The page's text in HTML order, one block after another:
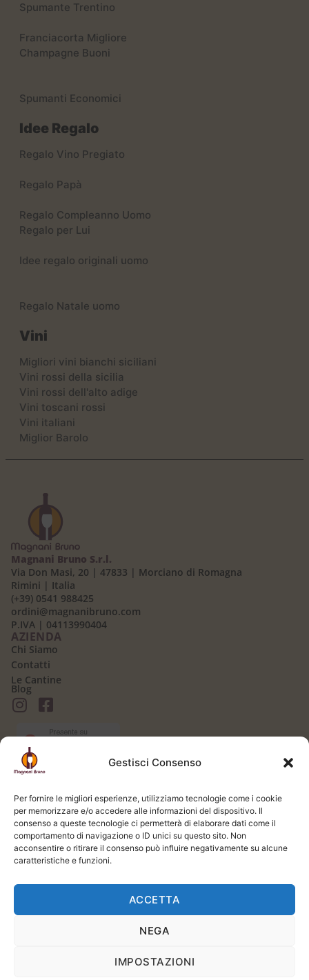
Gestisci Consenso
Per fornire le migliori esperienze, utilizziamo tecnologie come i cookie
per memorizzare e/o accedere alle informazioni del dispositivo. Il
consenso a queste tecnologie ci permetterà di elaborare dati come il
comportamento di navigazione o ID unici su questo sito. Non
acconsentire o ritirare il consenso può influire negativamente su alcune
caratteristiche e funzioni.
ACCETTA
NEGA
IMPOSTAZIONI
Spumante Trentino
Franciacorta Migliore
Champagne Buoni
Spumanti Economici
Idee Regalo
Regalo Vino Pregiato
Regalo Papà
Regalo Compleanno Uomo
Regalo per Lui
Idee regalo originali uomo
Regalo Natale uomo
Vini
Migliori vini bianchi siciliani
Vini rossi della sicilia
Vini rossi dell'alto adige
Vini toscani rossi
Vini italiani
Miglior Barolo
Magnani Bruno S.r.l.
Via Don Masi, 20 | 47833 | Morciano di Romagna
Rimini | Italia
(+39) 0541 988425
ordini@magnanibruno.com
P.IVA | 04113990404
AZIENDA
Chi Siamo
Contatti
Le Cantine
Blog
AREA CLIENTI
Login / Logout
Carrello
Registrati
Spedizione e Consegna
LEGALE
Privacy Policy